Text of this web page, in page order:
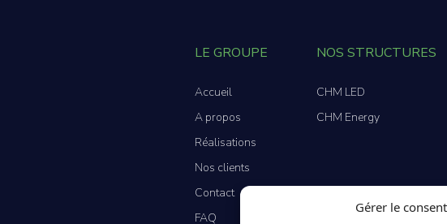
Gérer le
LE GROUPE
Accueil
A propos
Réalisations
Nos clients
Contact
FAQ
NOS STRUCTURES
CHM LED
CHM Energy